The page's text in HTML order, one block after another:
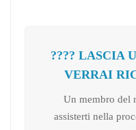
???? LASCIA
VERRAI
Un membro del
assisterti nella